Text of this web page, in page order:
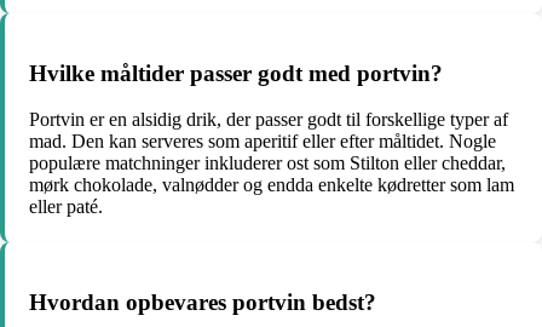
Hvilke måltider passer godt med portvin?
Portvin er en alsidig drik, der passer godt til forskellige typer af
mad. Den kan serveres som aperitif eller efter måltidet. Nogle
populære matchninger inkluderer ost som Stilton eller cheddar,
mørk chokolade, valnødder og endda enkelte kødretter som lam
eller paté.
Hvordan opbevares portvin bedst?